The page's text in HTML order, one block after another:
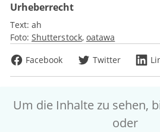
Urheberrecht
Text: ah
Foto: Shutterstock oatawa
Facebook
Twitter
Um die Inhalte zu sehen,
oder